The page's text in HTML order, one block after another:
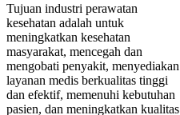
Tujuan industri perawatan
kesehatan adalah untuk
meningkatkan kesehatan
masyarakat, mencegah dan
mengobati penyakit, menyediakan
layanan medis berkualitas tinggi
dan efektif, memenuhi kebutuhan
pasien, dan meningkatkan kualitas